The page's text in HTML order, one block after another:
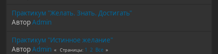
Практикум "Желать. Знать. Достигать"
АвторAdmin
Практикум "Истинное желание"
АвторAdmin Страницы 1 2 Все